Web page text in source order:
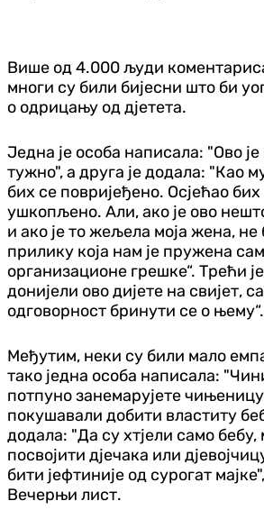
Више од 4.000 људи
многи су били бијесни што би
о одрицању од дјетета.
Једна је особа написала: "Ово
тужно", а друга је додала: "Као
бих се повријеђено. Осјећао
ушкопљено. Али, ако је ово
и ако је то жељела моја жена,
прилику која нам је пружена
организационе грешке“. Трећи
донијели ово дијете на свијет,
одговорност бринути се о њему“.
Међутим, неки су били мало
тако једна особа написала:
потпуно занемарујете
покушавали добити властиту
додала: "Да су хтјели само бебу,
посвојити дјечака или
бити јефтиније од сурогат
Вечерњи лист.